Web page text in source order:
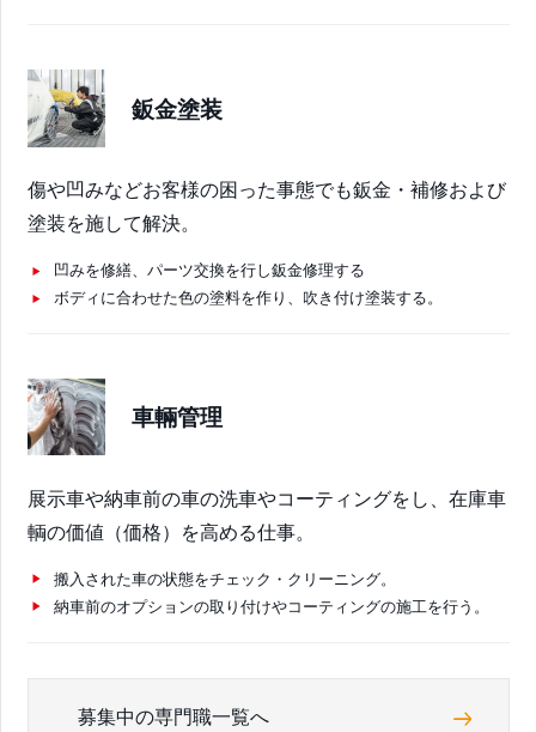
鈑金塗装
傷や凹みなどお客様の困った事態でも鈑金・補修および
塗装を施して解決。
凹みを修繕、パーツ交換を行し鈑金修理する
ボディに合わせた色の塗料を作り、吹き付け塗装する。
車輛管理
展示車や納車前の車の洗車やコーティングをし、在庫車
輌の価値（価格）を高める仕事。
搬入された車の状態をチェック・クリーニング。
納車前のオプションの取り付けやコーティングの施工を行う。
募集中の専門職一覧へ